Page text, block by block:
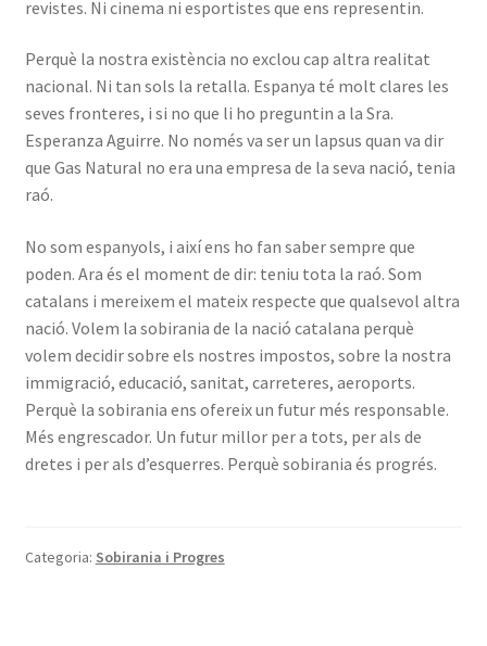
revistes. Ni cinema ni esportistes que ens representin.
Perquè la nostra existència no exclou cap altra realitat
nacional. Ni tan sols la retalla. Espanya té molt clares les
seves fronteres, i si no que li ho preguntin a la Sra.
Esperanza Aguirre. No només va ser un lapsus quan va dir
que Gas Natural no era una empresa de la seva nació, tenia
raó.
No som espanyols, i així ens ho fan saber sempre que
poden. Ara és el moment de dir: teniu tota la raó. Som
catalans i mereixem el mateix respecte que qualsevol altra
nació. Volem la sobirania de la nació catalana perquè
volem decidir sobre els nostres impostos, sobre la nostra
immigració, educació, sanitat, carreteres, aeroports.
Perquè la sobirania ens ofereix un futur més responsable.
Més engrescador. Un futur millor per a tots, per als de
dretes i per als d’esquerres. Perquè sobirania és progrés.
Categoria: Sobirania i Progres